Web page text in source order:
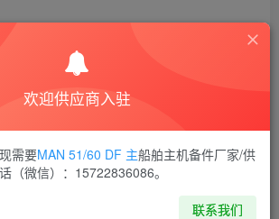
THE END
喜欢就支持一下吧
欢迎供应商入驻
需要MAN 51/60 DF 主船舶主机备件厂家/供
（微信）：15722836086。
联系我们